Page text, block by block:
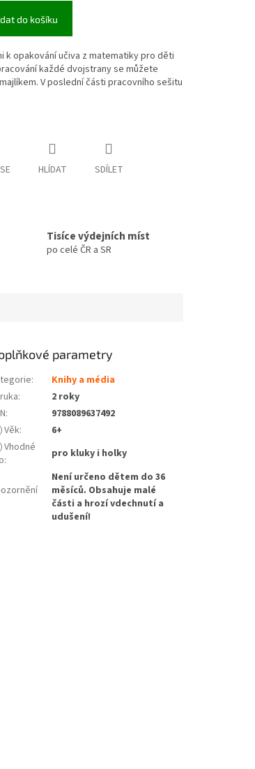
do košíku
k opakování učiva z matematiky pro děti
každé dvojstrany se můžete
V poslední části pracovního sešitu
HLÍDAT SDÍLET
Tisíce výdejních míst
po celé ČR a SR
parametry
:
Knihy a média
:
2 roky
:
9788089637492
Věk:
6+
Vhodné
: pro kluky i holky
Není určeno dětem do 36
měsíců. Obsahuje malé
části a hrozí vdechnutí a
udušení!